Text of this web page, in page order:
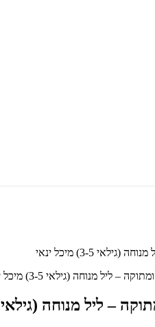
3-5) מיכל ינאי
ליל מנוחה (גילאי 3-5) מיכל ינאי
מנוחה (גילאי 3-5) מיכל ינאי